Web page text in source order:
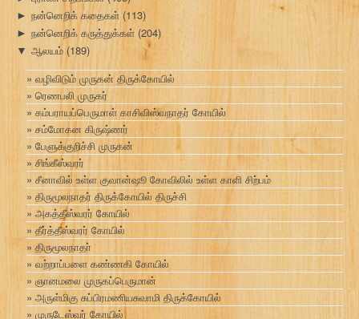
► நன்னெறிக் கதைகள் (113)
► நன்னெறிக் கருத்துக்கள் (204)
▼ ஆலயம் (189)
வழிவிடும் முருகன் திருக்கோயில்
ரெணபலி முருகர்
கம்பராயப்பெருமாள் காசிவிஸ்வநாதர் கோயில்
சம்மோகன கிருஷ்ணர்
பேளுக்குறிச்சி முருகன்
சிங்கீஸ்வரர்
சீனாவில் உள்ள குவான்ஷூ கோவிலில் உள்ள காளி சிற்பம்
திருமூலநாதர் திருக்கோயில் திருச்சி
அகத்தீஸ்வரர் கோயில்
தீர்த்தீஸ்வரர் கோயில்
திருமூலநாதா்
வற்றாப்பளை கண்ணகி கோயில்
ஞானமலை முருகப்பெருமான்
அருள்மிகு சுப்பிரமணியசுவாமி திருக்கோயில்
முருடேஸ்வர் கோயில்